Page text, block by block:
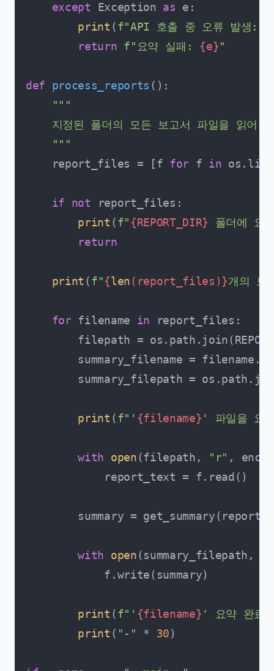
except Exception as e:
print (f"API 호출 중 오류 발생:
return f"요약 실패: {e}"
def process_reports ():
"""
지정된 폴더의 모든 보고서 파일을 읽어
    """
    report_files = [f
for f in
if not report_files:
print (f" {REPORT_DIR} 폴더에 요
return
print (f"{len(report_files)}개의 보
for filename in report_files:
filepath =
summary_filename =
summary_filepath =
print (f"' {filename} ' 파일을 요
with open(filepath, "r" ,
            report_text = f.read()
summary =
with open(summary_filepath,
            f.write(summary)
print (f"' {filename} ' 요약 완
print ( "-" * 30)